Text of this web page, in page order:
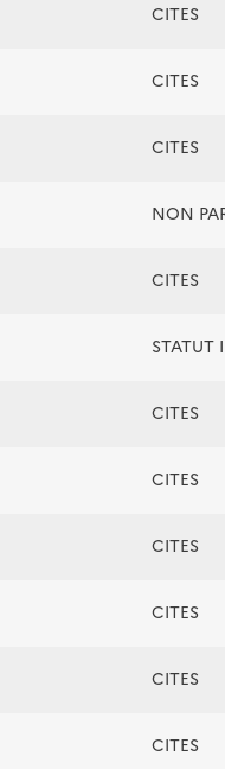
CITES
CITES
CITES
NON
CITES
STATUT
CITES
CITES
CITES
CITES
CITES
CITES